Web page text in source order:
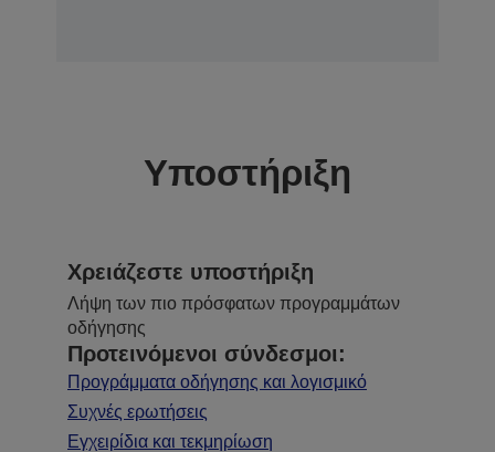
Υποστήριξη
Χρειάζεστε υποστήριξη
Λήψη των πιο πρόσφατων προγραμμάτων
οδήγησης
Προτεινόμενοι σύνδεσμοι:
Προγράμματα οδήγησης και λογισμικό
Συχνές ερωτήσεις
Εγχειρίδια και τεκμηρίωση